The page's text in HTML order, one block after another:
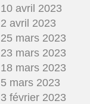
10 avril 2023
2 avril 2023
25 mars 2023
23 mars 2023
18 mars 2023
5 mars 2023
3 février 2023